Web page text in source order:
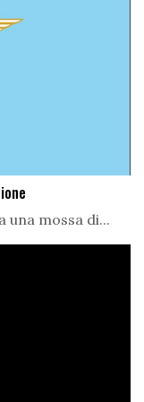
una mossa di...